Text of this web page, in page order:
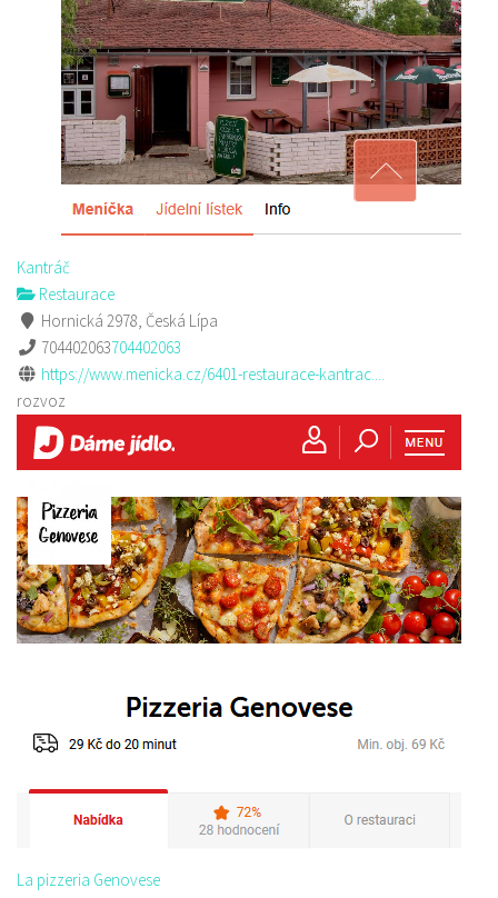
Kantráč
Restaurace
Hornická 2978, Česká Lípa
704402063704402063
https://www.menicka.cz/6401-restaurace-kantrac....
rozvoz
La pizzeria Genovese